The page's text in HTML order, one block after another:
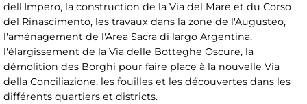
dell'Impero, la construction de la Via del Mare et du Corso
del Rinascimento, les travaux dans la zone de l'Augusteo,
l'aménagement de l'Area Sacra di largo Argentina,
l'élargissement de la Via delle Botteghe Oscure, la
démolition des Borghi pour faire place à la nouvelle Via
della Conciliazione, les fouilles et les découvertes dans les
différents quartiers et districts.